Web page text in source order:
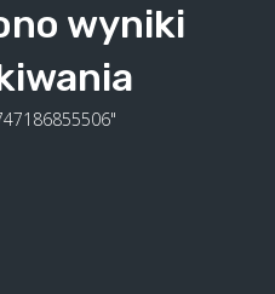
wyniki